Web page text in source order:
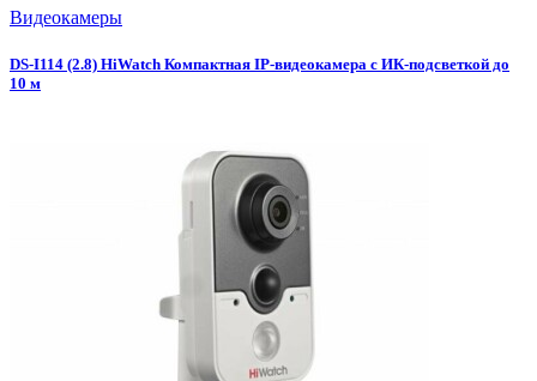
Видеокамеры
DS-I114 (2.8) HiWatch Компактная IP-видеокамера c ИК-подсветкой до
10 м